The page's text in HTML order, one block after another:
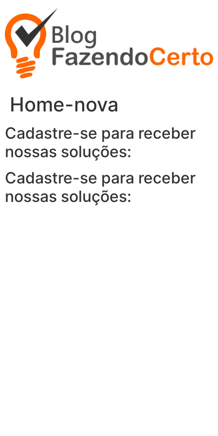
para
conteúdo
Home-nova
Cadastre-se para receber
nossas soluções:
Cadastre-se para receber
nossas soluções: